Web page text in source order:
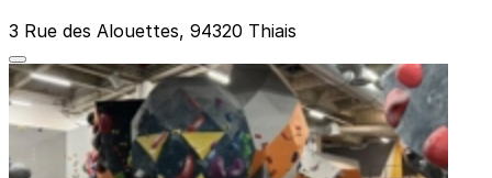
3 Rue des Alouettes, 94320 Thiais